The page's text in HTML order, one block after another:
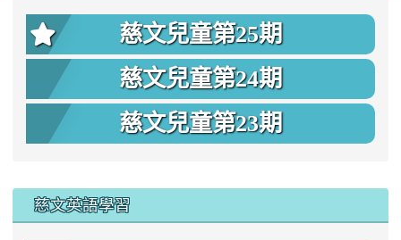
慈文兒童第25期
慈文兒童第24期
慈文兒童第23期
::: 慈文英語學習